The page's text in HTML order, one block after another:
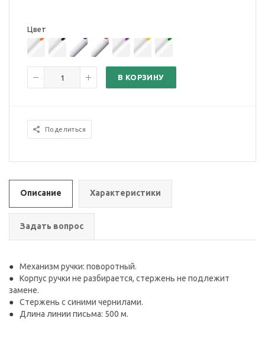
Цвет
В КОРЗИНУ
Поделиться
Описание Характеристики
Задать вопрос
Механизм ручки: поворотный.
Корпус ручки не разбирается, стержень не подлежит
замене.
Стержень с синими чернилами.
Длина линии письма: 500 м.